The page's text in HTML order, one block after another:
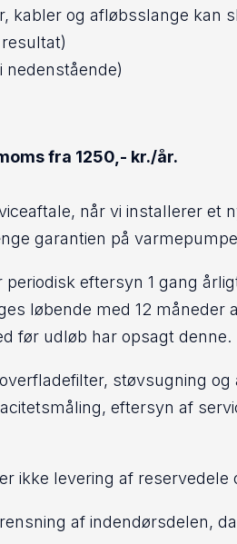
kabler og afløbsslange kan
nedenstående)
fra 1250,- kr./år.
når vi installerer et
garantien på
periodisk eftersyn 1 gang
løbende med 12 måneder
før udløb har opsagt denne.
støvsugning
eftersyn af
ikke levering af reservedele
af indendørsdelen,